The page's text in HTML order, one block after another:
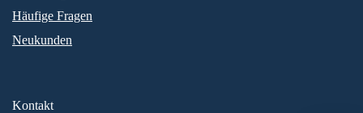
Häufige Fragen
Neukunden
Kontakt